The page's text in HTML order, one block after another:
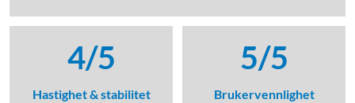
4/5
Hastighet & stabilitet
5/5
Brukervennlighet